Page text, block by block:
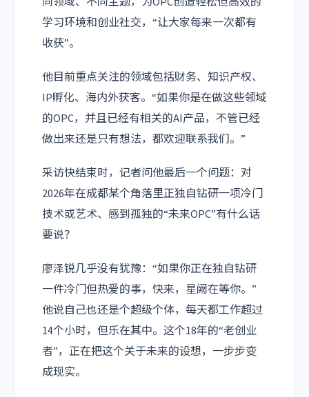
学习环境和创业社交，“让大家每来一次都有
收获”。
他目前重点关注的领域包括财务、知识产权、
IP孵化、海内外获客。“如果你是在做这些领域
的OPC，并且已经有相关的AI产品，不管已经
做出来还是只有想法，都欢迎联系我们。”
采访快结束时，记者问他最后一个问题：对
2026年在成都某个角落里正独自钻研一项冷门
技术或艺术、感到孤独的“未来OPC”有什么话
要说？
廖泽锐几乎没有犹豫：“如果你正在独自钻研
一件冷门但热爱的事，快来，星阙在等你。”
他说自己也还是个超级个体，每天都工作超过
14个小时，但乐在其中。这个18年的“老创业
者”，正在把这个关于未来的设想，一步步变
成现实。